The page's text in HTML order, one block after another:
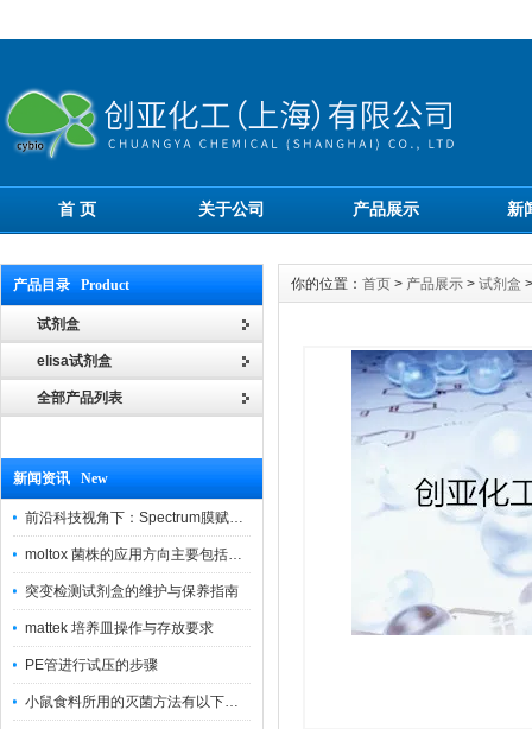
首 页 关于公司 产品展示 新
产品目录 Product
试剂盒
elisa试剂盒
全部产品列表
新闻资讯 New
前沿科技视角下：Spectrum膜赋能精密制造
moltox 菌株的应用方向主要包括以下几个方面
突变检测试剂盒的维护与保养指南
mattek 培养皿操作与存放要求
PE管进行试压的步骤
小鼠食料所用的灭菌方法有以下三种
你的位置： 首页 > 产品展示 > 试剂盒